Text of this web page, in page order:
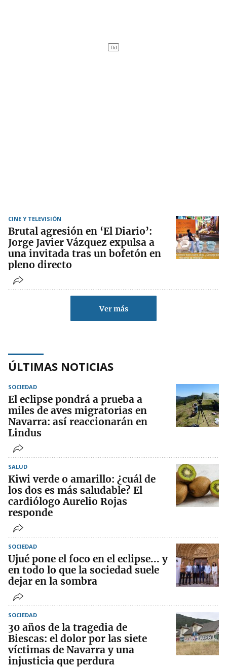
CINE Y TELEVISIÓN
Brutal agresión en ‘El Diario’:
Jorge Javier Vázquez expulsa a
una invitada tras un bofetón en
pleno directo
Ver más
ÚLTIMAS NOTICIAS
SOCIEDAD
El eclipse pondrá a prueba a
miles de aves migratorias en
Navarra: así reaccionarán en
Lindus
SALUD
Kiwi verde o amarillo: ¿cuál de
los dos es más saludable? El
cardiólogo Aurelio Rojas
responde
SOCIEDAD
Ujué pone el foco en el eclipse... y
en todo lo que la sociedad suele
dejar en la sombra
SOCIEDAD
30 años de la tragedia de
Biescas: el dolor por las siete
víctimas de Navarra y una
injusticia que perdura